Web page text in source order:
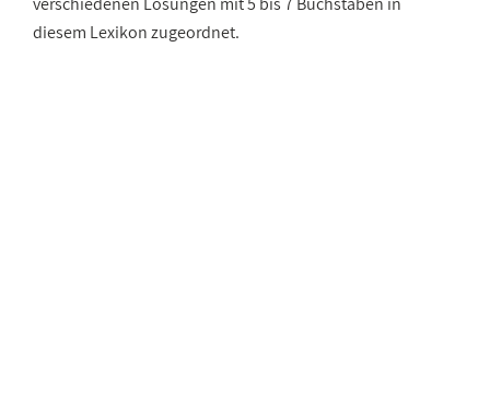
diesem Lexikon zugeordnet.